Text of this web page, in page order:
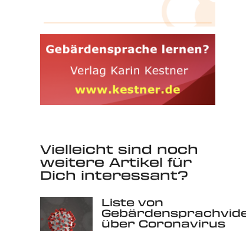
Vielleicht sind noch
weitere Artikel für
Dich interessant?
Liste von
über Coronavirus